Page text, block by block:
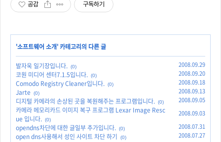
공감 구독하기
'소프트웨어 소개' 카테고리의 다른 글
발자욱 일기장입니다. (0) 2008.09.29
코원 미디어 센터7.1.5입니다. (0) 2008.09.20
Comodo Registry Cleaner입니다. (0) 2008.09.18
Jarte (0) 2008.09.13
디지털 카메라의 손상된 곳을 복원해주는 프로그램입니다. (0) 2008.09.05
카메라 메모리카드 이미지 복구 프로그램 Lexar Image Resc
ue 입니다. (0)
2008.09.03
opendns차단에 대한 글일부 추가입니다. (0) 2008.07.31
open dns사용해서 성인 사이트 차단 하기 (0) 2008.07.27